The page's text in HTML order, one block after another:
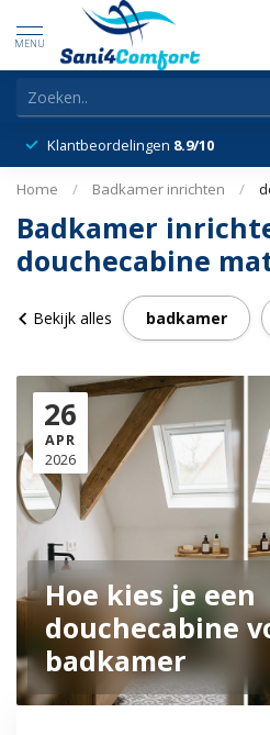
MENU
Klantbeordelingen 8.9/10
Home / Badkamer inrichten /
Badkamer
douchecabine
Bekijk alles badkamer
26
APR
2026
Hoe kies je een
douchecabine
badkamer